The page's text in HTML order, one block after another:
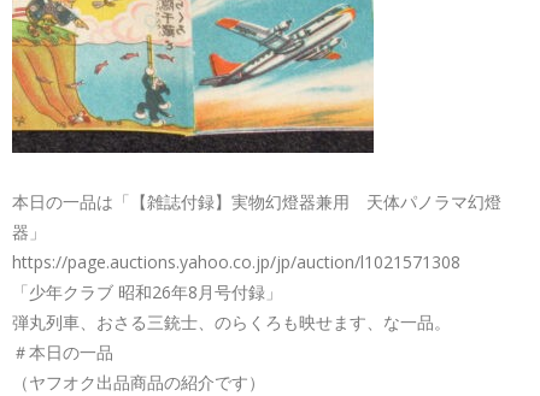
本日の一品は「【雑誌付録】実物幻燈器兼用 天体パノラマ幻燈
器」
https://page.auctions.yahoo.co.jp/jp/auction/l1021571308
「少年クラブ 昭和26年8月号付録」
弾丸列車、おさる三銃士、のらくろも映せます、な一品。
＃本日の一品
（ヤフオク出品商品の紹介です）